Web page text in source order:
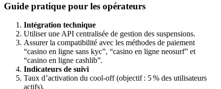
Guide pratique pour les opérateurs
Intégration technique
Utiliser une API centralisée de gestion des suspensions.
Assurer la compatibilité avec les méthodes de paiement
“casino en ligne sans kyc”, “casino en ligne neosurf” et
“casino en ligne cashlib”.
Indicateurs de suivi
Taux d’activation du cool‑off (objectif : 5 % des utilisateurs
actifs).